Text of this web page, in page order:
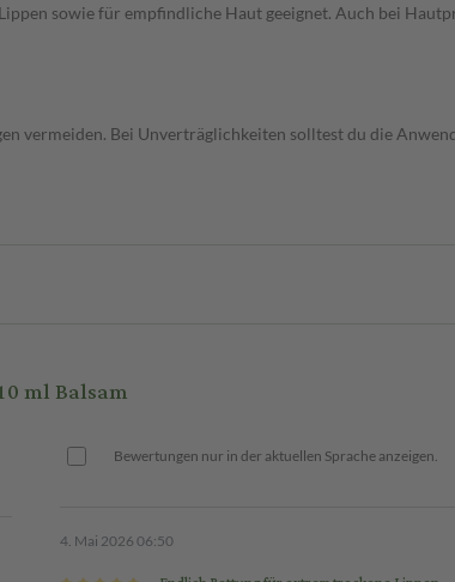
sowie für empfindliche Haut geeignet. Auch bei
vermeiden. Bei Unverträglichkeiten solltest du die
ml Balsam
Bewertungen nur in der aktuellen Sprache anzeigen.
4. Mai 2026 06:50